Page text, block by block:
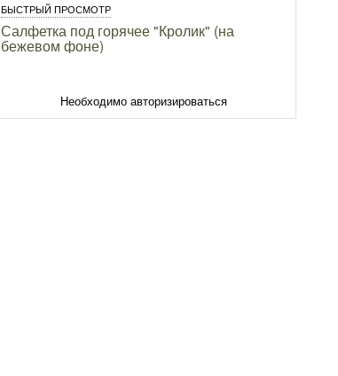
БЫСТРЫЙ ПРОСМОТР
Салфетка под горячее "Кролик" (на
бежевом фоне)
Необходимо авторизироваться